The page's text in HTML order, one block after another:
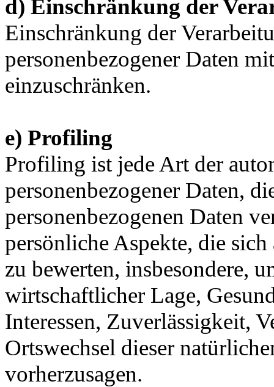
d) Einschränkung der
Einschränkung der
personenbezogener Daten
einzuschränken.
e) Profiling
Profiling ist jede Art der
personenbezogener Daten,
personenbezogenen Daten
persönliche Aspekte, die
zu bewerten, insbesondere,
wirtschaftlicher Lage,
Interessen, Zuverlässigkeit,
Ortswechsel dieser
vorherzusagen.